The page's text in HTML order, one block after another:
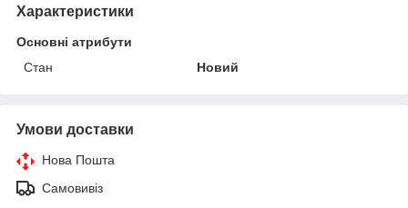
Характеристики
Основні атрибути
Стан
Новий
Умови доставки
Нова Пошта
Самовивіз